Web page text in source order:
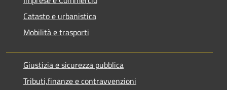
Catasto e urbanistica
Mobilità e trasporti
Giustizia e sicurezza pubblica
Tributi,finanze e contravvenzioni